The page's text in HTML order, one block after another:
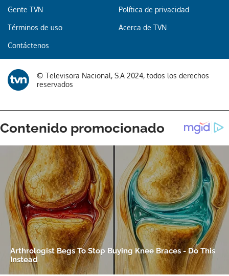
Gracias por suscribirte a nuestro boletín.
ACEPTAR
Gente TVN Política de privacidad
Términos de uso Acerca de TVN
Contáctenos
© Televisora Nacional, S.A 2024, todos los derechos
reservados